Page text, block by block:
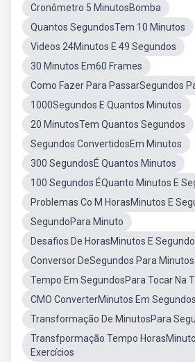
Cronômetro 5 MinutosBomba
Quantos SegundosTem 10 Minutos
Videos 24Minutos E 49 Segundos
30 Minutos Em60 Frames
Como Fazer Para PassarSegundos
1000Segundos E Quantos Minutos
20 MinutosTem Quantos Segundos
Segundos ConvertidosEm Minutos
300 SegundosÉ Quantos Minutos
100 Segundos ÉQuanto Minutos E
Problemas Co M HorasMinutos E
SegundoPara Minuto
Desafios De HorasMinutos E
Conversor DeSegundos Para Minutos
Tempo Em SegundosPara Tocar Na
CMO ConverterMinutos Em Segundos
Transformação De MinutosPara
Transfpormação Tempo
Exercícios